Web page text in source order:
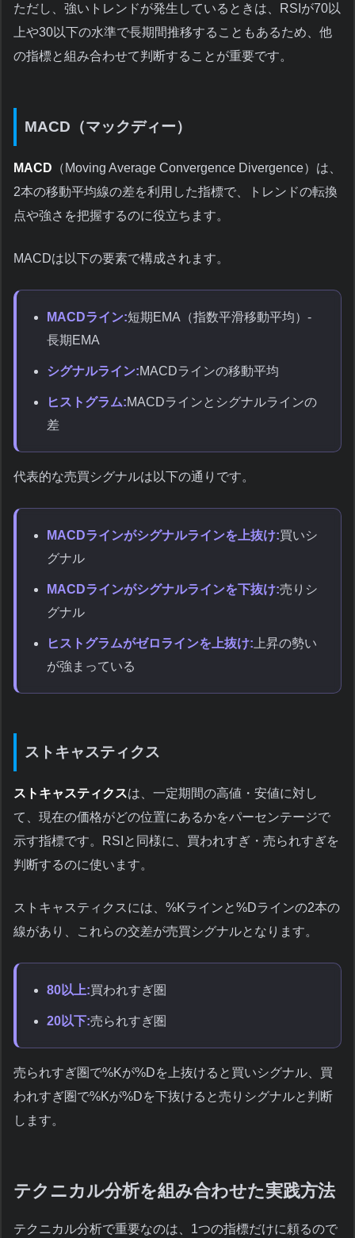
ただし、強いトレンドが発生しているときは、RSIが70以
上や30以下の水準で長期間推移することもあるため、他
の指標と組み合わせて判断することが重要です。
MACD（マックディー）
MACD （Moving Average Convergence Divergence）は、
2本の移動平均線の差を利用した指標で、トレンドの転換
点や強さを把握するのに役立ちます。
MACDは以下の要素で構成されます。
MACDライン:短期EMA（指数平滑移動平均）-
長期EMA
シグナルライン:MACDラインの移動平均
ヒストグラム:MACDラインとシグナルラインの
差
代表的な売買シグナルは以下の通りです。
MACDラインがシグナルラインを上抜け:買いシ
グナル
MACDラインがシグナルラインを下抜け:売りシ
グナル
ヒストグラムがゼロラインを上抜け: 上昇の勢い
が強まっている
ストキャスティクス
ストキャスティクスは、一定期間の高値・安値に対し
て、現在の価格がどの位置にあるかをパーセンテージで
示す指標です。RSIと同様に、買われすぎ・売られすぎを
判断するのに使います。
ストキャスティクスには、%Kラインと%Dラインの2本の
線があり、これらの交差が売買シグナルとなります。
80以上:買われすぎ圏
20以下:売られすぎ圏
売られすぎ圏で%Kが%Dを上抜けると買いシグナル、買
われすぎ圏で%Kが%Dを下抜けると売りシグナルと判断
します。
テクニカル分析を組み合わせた実践方法
テクニカル分析で重要なのは、1つの指標だけに頼るので